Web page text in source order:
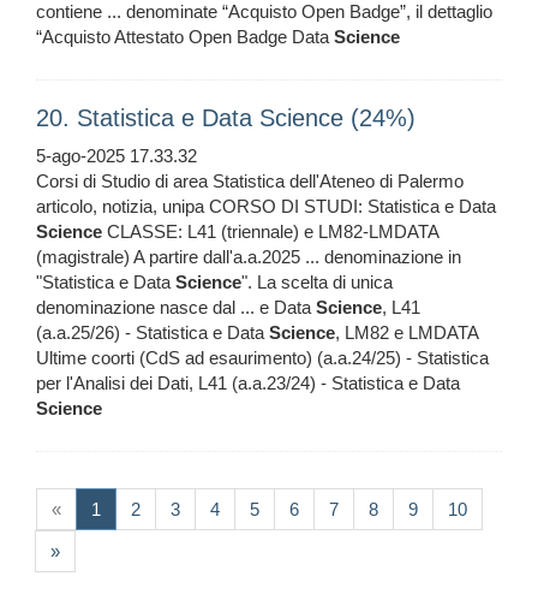
contiene ... denominate “Acquisto Open Badge”, il dettaglio
“Acquisto Attestato Open Badge DataScience
20. Statistica e Data Science (24%)
5-ago-2025 17.33.32
Corsi di Studio di area Statistica dell'Ateneo di Palermo
articolo, notizia, unipa CORSO DI STUDI: Statistica e Data
Science CLASSE: L41 (triennale) e LM82-LMDATA
(magistrale) A partire dall'a.a.2025 ... denominazione in
"Statistica e DataScience". La scelta di unica
denominazione nasce dal ... e DataScience, L41
(a.a.25/26) - Statistica e DataScience, LM82 e LMDATA
Ultime coorti (CdS ad esaurimento) (a.a.24/25) - Statistica
per l'Analisi dei Dati, L41 (a.a.23/24) - Statistica e Data
Science
« 1 (current)
2 3 4 5 6 7 8 9 10
»